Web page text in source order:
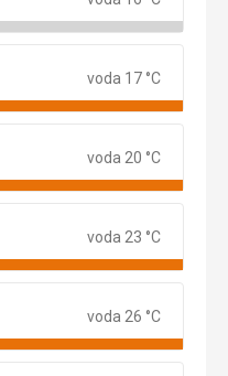
voda 17 °C
voda 20 °C
voda 23 °C
voda 26 °C